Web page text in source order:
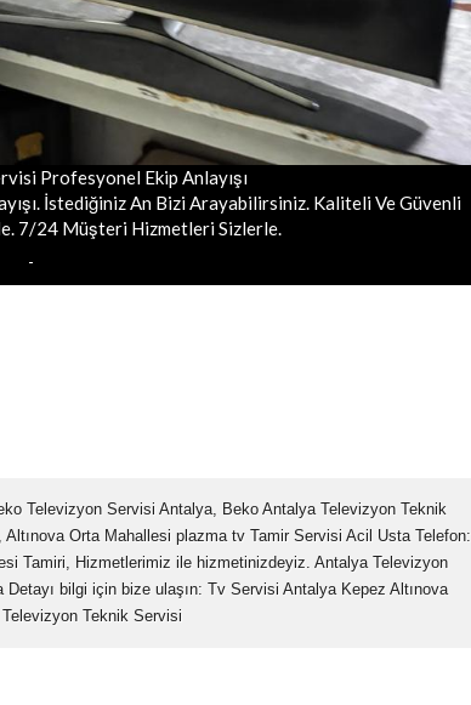
Profesyonel Ekip Anlayışı
İstediğiniz An Bizi Arayabilirsiniz. Kaliteli Ve Güvenli
7/24 Müşteri Hizmetleri Sizlerle.
Televizyon Servisi Antalya, Beko Antalya Televizyon Teknik
Orta Mahallesi plazma tv Tamir Servisi Acil Usta Telefon:
Tamiri, Hizmetlerimiz ile hizmetinizdeyiz. Antalya Televizyon
bilgi için bize ulaşın: Tv Servisi Antalya Kepez Altınova
Teknik Servisi